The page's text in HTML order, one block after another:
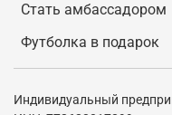
Стать амбассадором
Футболка в подарок
Индивидуальный